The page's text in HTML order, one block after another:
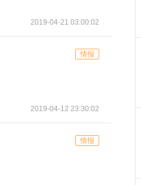
2019-04-21 03:00:02
情报
2019-04-12 23:30:02
情报